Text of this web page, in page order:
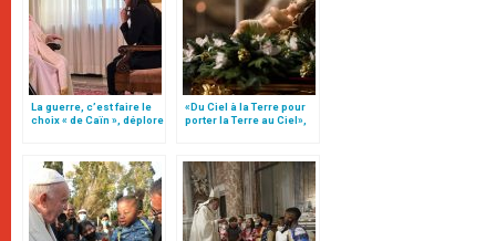
La guerre, c’est faire le
choix « de Caïn », déplore
«Du Ciel à la Terre pour
porter la Terre au Ciel»,